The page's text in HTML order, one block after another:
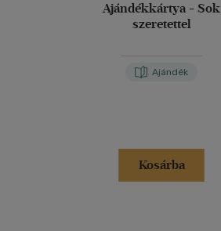
Ajándékkártya - Sok
szeretettel
Ajándék
Kosárba